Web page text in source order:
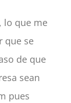
lo que me
que se
de que
sean
pues